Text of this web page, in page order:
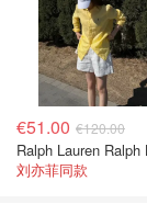
€51.00 €120.00
刘亦菲同款